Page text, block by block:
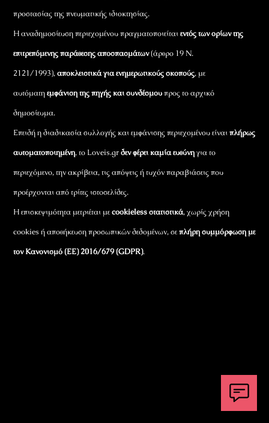
προστασίας της πνευματικής ιδιοκτησίας.
Η αναδημοσίευση περιεχομένου πραγματοποιείταιεντός των ορίων της
επιτρεπόμενης παράθεσης αποσπασμάτων(άρθρο 19 Ν.
2121/1993),αποκλειστικά για ενημερωτικούς σκοπούς, με
αυτόματηεμφάνιση της πηγής και συνδέσμουπρος το αρχικό
δημοσίευμα.
Επειδή η διαδικασία συλλογής και εμφάνισης περιεχομένου είναιπλήρως
αυτοματοποιημένη, το Loveis.grδεν φέρει καμία ευθύνηγια το
περιεχόμενο, την ακρίβεια, τις απόψεις ή τυχόν παραβιάσεις που
προέρχονται από τρίτες ιστοσελίδες.
Η επισκεψιμότητα μετριέται μεcookieless στατιστικά, χωρίς χρήση
cookies ή αποθήκευση προσωπικών δεδομένων, σεπλήρη συμμόρφωση με
τον Κανονισμό (ΕΕ) 2016/679 (GDPR).